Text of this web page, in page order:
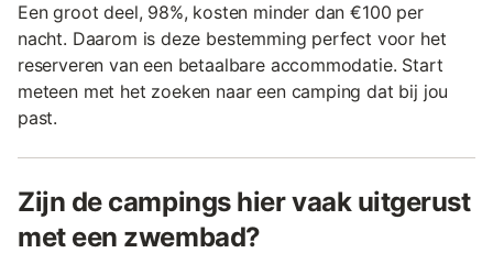
Een groot deel, 98%, kosten minder dan €100 per
nacht. Daarom is deze bestemming perfect voor het
reserveren van een betaalbare accommodatie. Start
meteen met het zoeken naar een camping dat bij jou
past.
Zijn de campings hier vaak uitgerust
met een zwembad?